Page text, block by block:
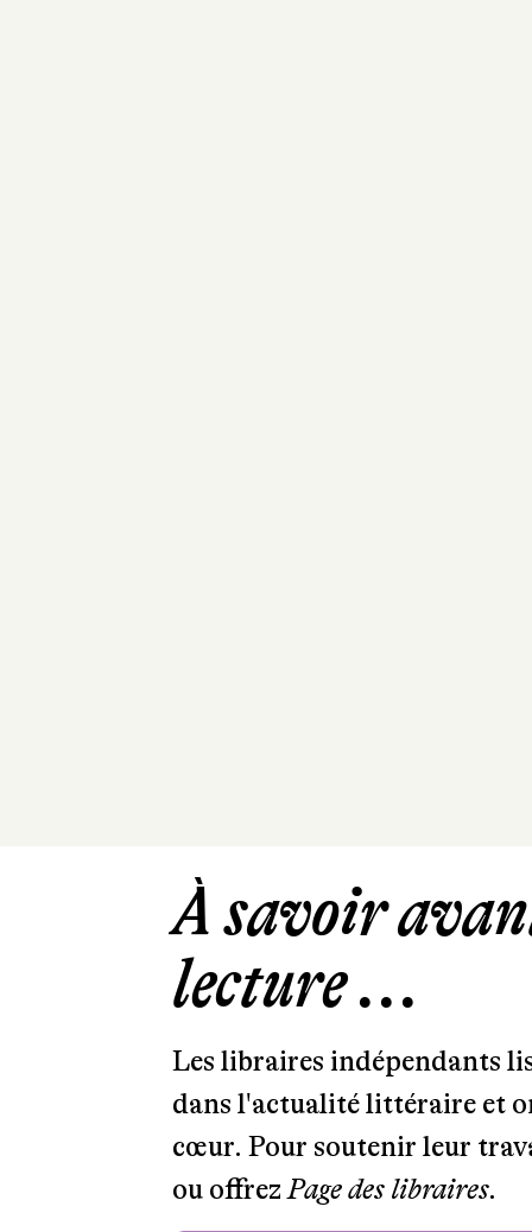
À savoir
lecture ...
Les libraires indépendants
dans l'actualité littéraire et
cœur. Pour soutenir leur
ou offrezPage des libraires.